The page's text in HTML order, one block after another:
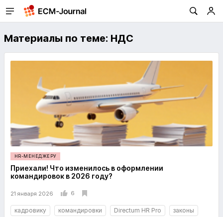
Материалы по теме: НДС
HR-МЕНЕДЖЕРУ
Приехали! Что изменилось в оформлении
командировок в 2026 году?
21 января 2026 6
кадровику командировки Directum HR Pro
законы